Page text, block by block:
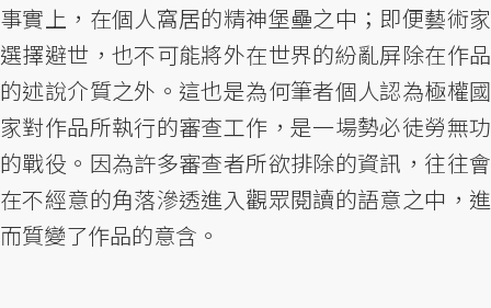
事實上，在個人窩居的精神堡壘之中；即便藝術家
選擇避世，也不可能將外在世界的紛亂屏除在作品
的述說介質之外。這也是為何筆者個人認為極權國
家對作品所執行的審查工作，是一場勢必徒勞無功
的戰役。因為許多審查者所欲排除的資訊，往往會
在不經意的角落滲透進入觀眾閱讀的語意之中，進
而質變了作品的意含。